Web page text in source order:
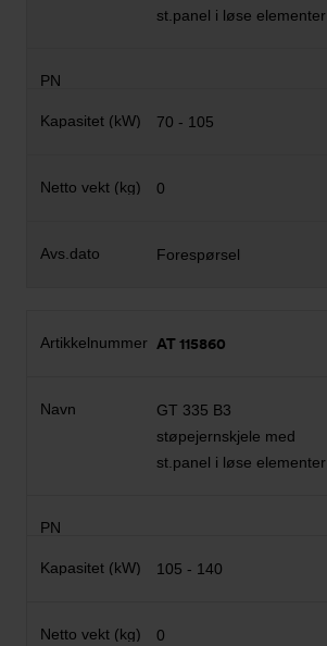
st.panel i løse elementer
70 - 105
0
Forespørsel
AT 115860
GT 335 B3
støpejernskjele med
st.panel i løse elementer
105 - 140
0